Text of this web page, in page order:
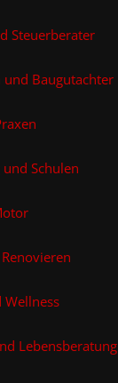
Steuerberater
und Baugutachter
Schulen
Wellness
Lebensberatung